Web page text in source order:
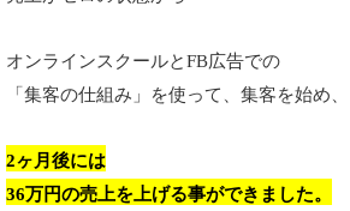
オンラインスクールとFB広告での
「集客の仕組み」を使って、集客を始め、
2ヶ月後には
36万円の売上を上げる事ができました。